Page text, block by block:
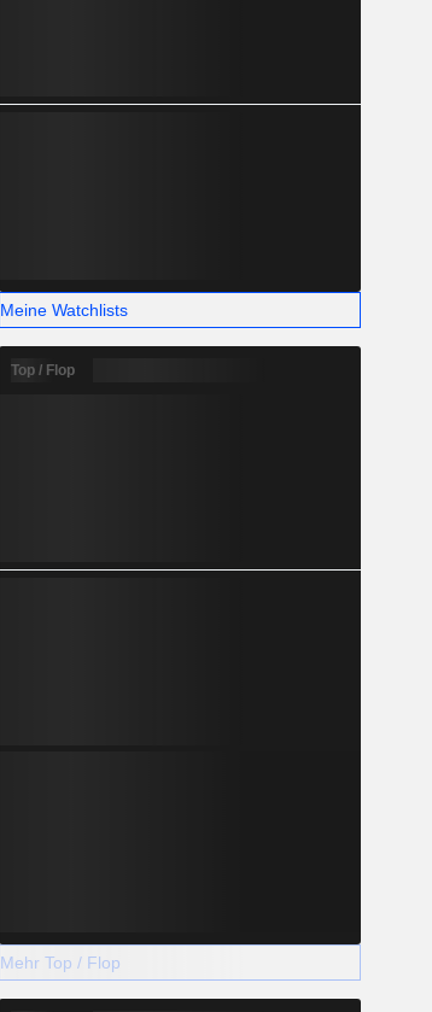
Meine Watchlists
Top / Flop
Mehr Top / Flop